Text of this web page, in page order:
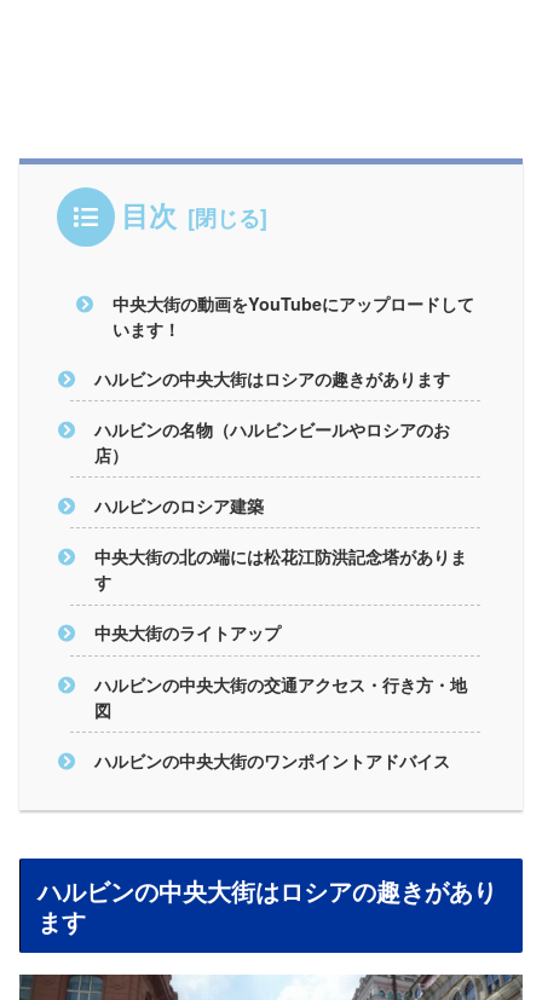
目次
中央大街の動画をYouTubeにアップロードして
います！
ハルビンの中央大街はロシアの趣きがあります
ハルビンの名物（ハルビンビールやロシアのお
店）
ハルビンのロシア建築
中央大街の北の端には松花江防洪記念塔がありま
す
中央大街のライトアップ
ハルビンの中央大街の交通アクセス・行き方・地
図
ハルビンの中央大街のワンポイントアドバイス
ハルビンの中央大街はロシアの趣きがあり
ます